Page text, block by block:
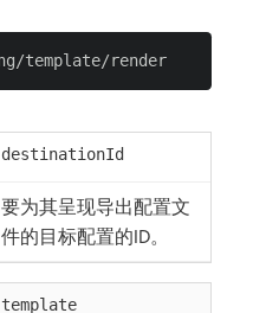
destinationId
要为其呈现导出配置文
件的目标配置的ID。
template